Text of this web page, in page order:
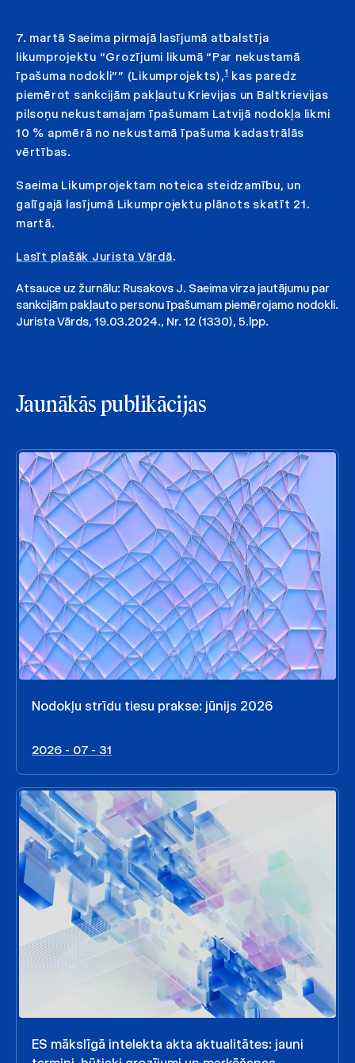
7. martā Saeima pirmajā lasījumā atbalstīja
likumprojektu “Grozījumi likumā “Par nekustamā
īpašuma nodokli”” (Likumprojekts),1kas paredz
piemērot sankcijām pakļautu Krievijas un Baltkrievijas
pilsoņu nekustamajam īpašumam Latvijā nodokļa likmi
10 % apmērā no nekustamā īpašuma kadastrālās
vērtības.
Saeima Likumprojektam noteica steidzamību, un
galīgajā lasījumā Likumprojektu plānots skatīt 21.
martā.
Lasīt plašāk Jurista Vārdā.
Atsauce uz žurnālu: Rusakovs J. Saeima virza jautājumu par
sankcijām pakļauto personu īpašumam piemērojamo nodokli.
Jurista Vārds, 19.03.2024., Nr. 12 (1330), 5.lpp.
Jaunākās publikācijas
Nodokļu strīdu tiesu prakse: jūnijs 2026
2026 - 07 - 31
ES mākslīgā intelekta akta aktualitātes: jauni